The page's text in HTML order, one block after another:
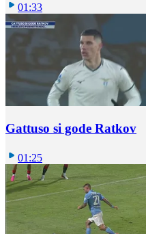
01:33
Gattuso si gode Ratkov
01:25